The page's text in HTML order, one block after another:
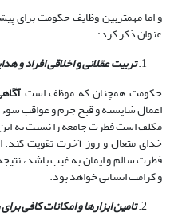
و اما مهمتربین وظایف حکومت برای
عنوان ذکر کرد:
تربیت عقلانی و اخلاقی افرادو
حکومت همچنان که موظف است
اعمال شایسته و قبح جرم و عواقب سوء
مکلف است فطرت جامعه را نسبت به این
خدای متعال و روز آخرت تقویت کند.
فطرت سالم و ایمان به غیب باشد،
و کرامت انسانی خواهد بود.
تامین ابزارها و امکانات کافی